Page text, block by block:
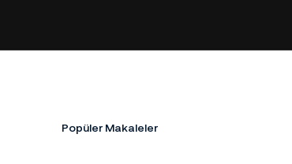
Popüler Makaleler